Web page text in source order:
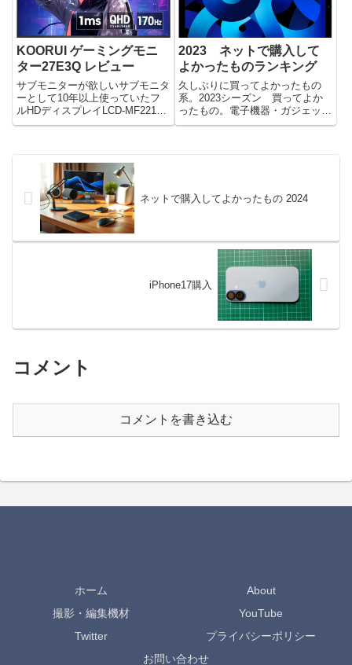
KOORUI ゲーミングモニ
ター27E3Q レビュー
サブモニターが欲しいサブモニタ
ーとして10年以上使っていたフ
ルHDディスプレイLCD-MF221X
が不調だ。前々からメインモニタ
したが、まだまだ使えると思って
いました。...
2023 ネットで購入して
よかったものランキング
久しぶりに買ってよかったもの
系。2023シーズン 買ってよか
ったもの。電子機器・ガジェッ
ト・家電10位：STORM：PG-
ネットで購入してよかったもの 2024
iPhone17購入
コメント
コメントを書き込む
ホーム
About
撮影・編集機材
YouTube
Twitter
プライバシーポリシー
お問い合わせ